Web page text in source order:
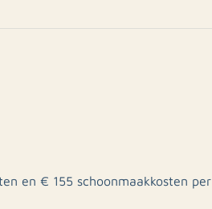
en € 155 schoonmaakkosten per